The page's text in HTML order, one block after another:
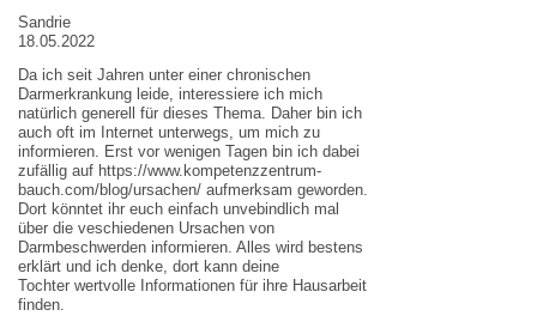
Sandrie
18.05.2022
Da ich seit Jahren unter einer chronischen
Darmerkrankung leide, interessiere ich mich
natürlich generell für dieses Thema. Daher bin ich
auch oft im Internet unterwegs, um mich zu
informieren. Erst vor wenigen Tagen bin ich dabei
zufällig auf https://www.kompetenzzentrum-
bauch.com/blog/ursachen/ aufmerksam geworden.
Dort könntet ihr euch einfach unvebindlich mal
über die veschiedenen Ursachen von
Darmbeschwerden informieren. Alles wird bestens
erklärt und ich denke, dort kann deine
Tochter wertvolle Informationen für ihre Hausarbeit
finden.